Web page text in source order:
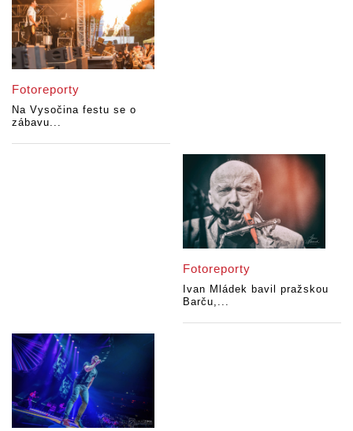
Fotoreporty
Na Vysočina festu se o
zábavu...
Fotoreporty
Ivan Mládek bavil pražskou
Barču,...